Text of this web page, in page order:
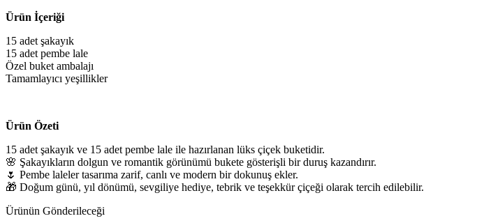
Ürün İçeriği
15 adet şakayık
15 adet pembe lale
Özel buket ambalajı
Tamamlayıcı yeşillikler
Ürün Özeti
15 adet şakayık ve 15 adet pembe lale ile hazırlanan lüks çiçek buketidir.
🌸 Şakayıkların dolgun ve romantik görünümü bukete gösterişli bir duruş kazandırır.
🌷 Pembe laleler tasarıma zarif, canlı ve modern bir dokunuş ekler.
🎁 Doğum günü, yıl dönümü, sevgiliye hediye, tebrik ve teşekkür çiçeği olarak tercih edilebilir.
Ürünün Gönderileceği